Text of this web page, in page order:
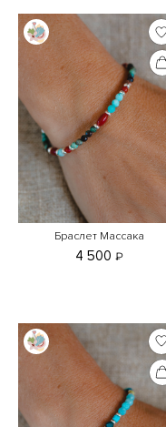
Браслет Массака
4 500 ₽